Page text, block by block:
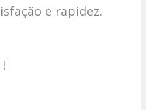
e rapidez.